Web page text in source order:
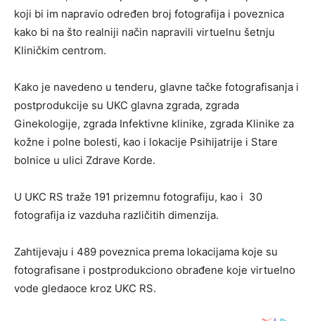
koji bi im napravio određen broj fotografija i poveznica
kako bi na što realniji način napravili virtuelnu šetnju
Kliničkim centrom.
Kako je navedeno u tenderu, glavne tačke fotografisanja i
postprodukcije su UKC glavna zgrada, zgrada
Ginekologije, zgrada Infektivne klinike, zgrada Klinike za
kožne i polne bolesti, kao i lokacije Psihijatrije i Stare
bolnice u ulici Zdrave Korde.
U UKC RS traže 191 prizemnu fotografiju, kao i 30
fotografija iz vazduha različitih dimenzija.
Zahtijevaju i 489 poveznica prema lokacijama koje su
fotografisane i postprodukciono obrađene koje virtuelno
vode gledaoce kroz UKC RS.